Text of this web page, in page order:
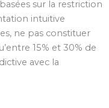
sur la restriction
intuitive
ne pas constituer
15% et 30% de
avec la